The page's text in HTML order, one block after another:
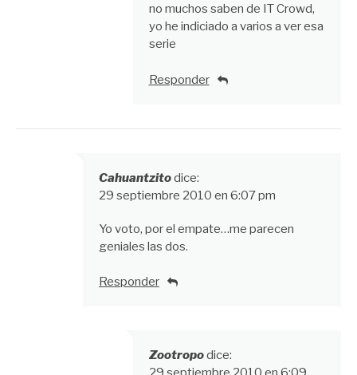
no muchos saben de IT Crowd,
yo he indiciado a varios a ver esa
serie
Responder
Cahuantzitodice:
29 septiembre 2010 en 6:07 pm
Yo voto, por el empate…me parecen
geniales las dos.
Responder
Zootropodice: